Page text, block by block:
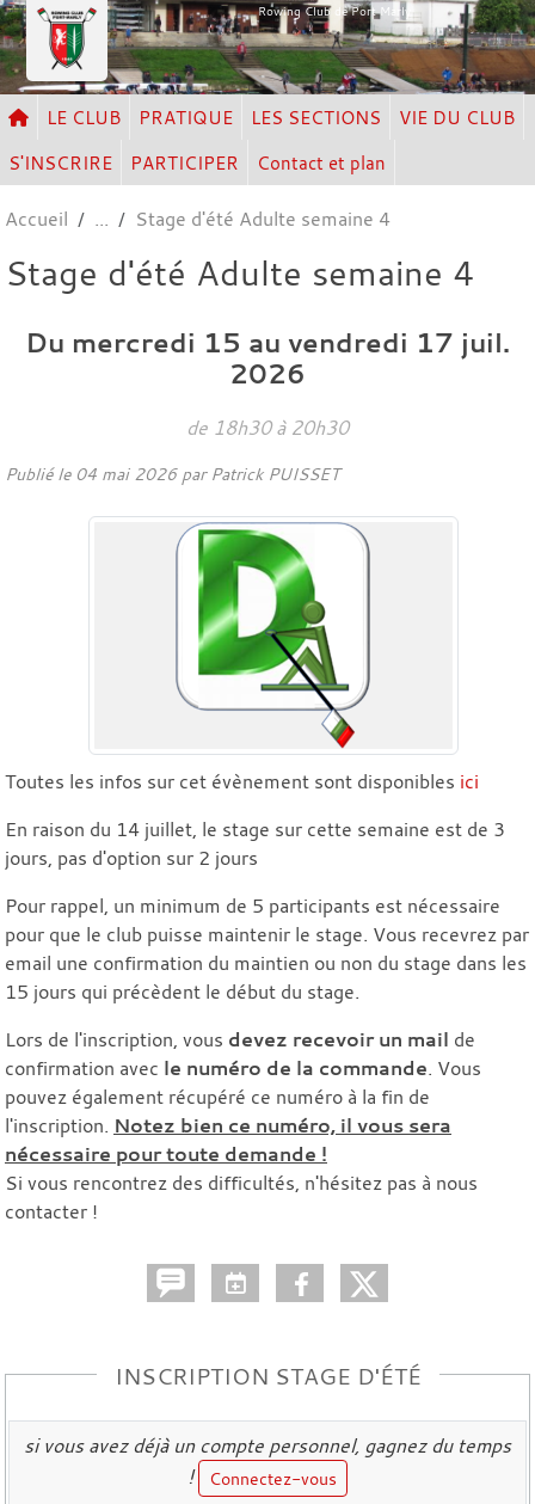
Rowing Club de Port Marly
LE CLUB PRATIQUE LES SECTIONS
VIE DU CLUB
S'INSCRIRE
PARTICIPER Contact et plan
Accueil Stage d'été Adulte semaine 4
Stage d'été Adulte semaine 4
Du mercredi 15 au vendredi 17 juil.
2026
de 18h30 à 20h30
Publié le 04 mai 2026par Patrick PUISSET
Toutes les infos sur cet évènement sont disponibles ici
En raison du 14 juillet, le stage sur cette semaine est de 3
jours, pas d'option sur 2 jours
Pour rappel, un minimum de 5 participants est nécessaire
pour que le club puisse maintenir le stage. Vous recevrez par
email une confirmation du maintien ou non du stage dans les
15 jours qui précèdent le début du stage.
Lors de l'inscription, vous devez recevoir un mail de
confirmation avec le numéro de la commande. Vous
pouvez également récupéré ce numéro à la fin de
l'inscription. Notez bien ce numéro, il vous sera
nécessaire pour toute demande !
Si vous rencontrez des difficultés, n'hésitez pas à nous
contacter !
INSCRIPTION STAGE D'ÉTÉ
si vous avez déjà un compte personnel, gagnez du temps
!
Connectez-vous
Panneau de gestion des cookies